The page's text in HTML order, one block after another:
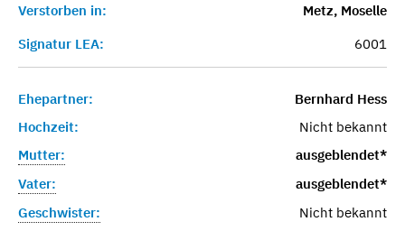
Verstorben in:
Metz, Moselle
Signatur LEA:
6001
Ehepartner:
Bernhard Hess
Hochzeit:
Nicht bekannt
Mutter:
ausgeblendet*
Vater:
ausgeblendet*
Geschwister:
Nicht bekannt